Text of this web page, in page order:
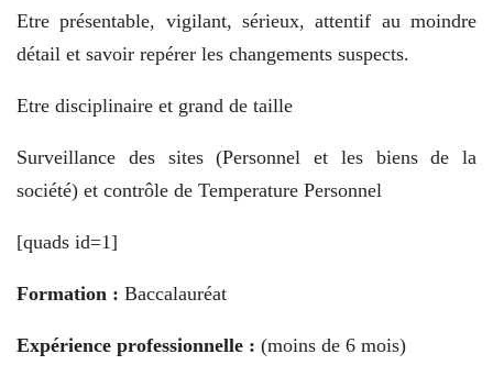
Etre présentable, vigilant, sérieux, attentif au moindre
détail et savoir repérer les changements suspects.
Etre disciplinaire et grand de taille
Surveillance des sites (Personnel et les biens de la
société) et contrôle de Temperature Personnel
[quads id=1]
Formation : Baccalauréat
Expérience professionnelle : (moins de 6 mois)